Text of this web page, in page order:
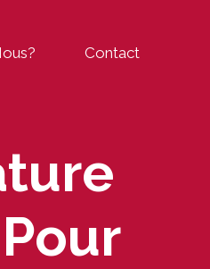
Contact